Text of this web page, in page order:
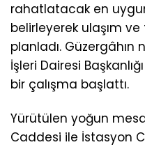
rahatlatacak en
belirleyerek ulaşım
planladı. Güzergâhın
İşleri Dairesi
bir çalışma başlattı.
Yürütülen yoğun
Caddesi ile İstasyon